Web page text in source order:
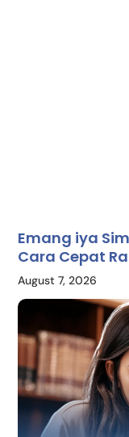
Emang iya
Cara Cepat
August 7, 2026